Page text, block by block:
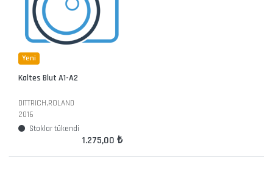
Yeni
Kaltes Blut A1-A2
DITTRICH,ROLAND
2016
Stoklar tükendi
1.275,00 ₺